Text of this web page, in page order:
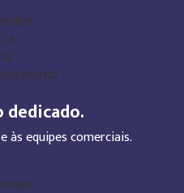
às equipes comerciais.